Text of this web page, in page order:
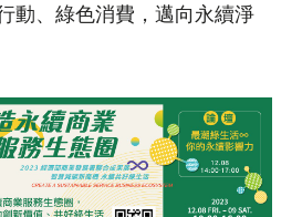
動、綠色消費，邁向永續淨